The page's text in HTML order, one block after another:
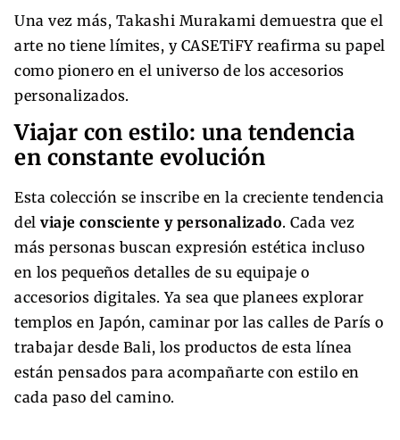
Una vez más, Takashi Murakami demuestra que el
arte no tiene límites, y CASETiFY reafirma su papel
como pionero en el universo de los accesorios
personalizados.
Viajar con estilo: una tendencia
en constante evolución
Esta colección se inscribe en la creciente tendencia
del viaje consciente y personalizado. Cada vez
más personas buscan expresión estética incluso
en los pequeños detalles de su equipaje o
accesorios digitales. Ya sea que planees explorar
templos en Japón, caminar por las calles de París o
trabajar desde Bali, los productos de esta línea
están pensados para acompañarte con estilo en
cada paso del camino.